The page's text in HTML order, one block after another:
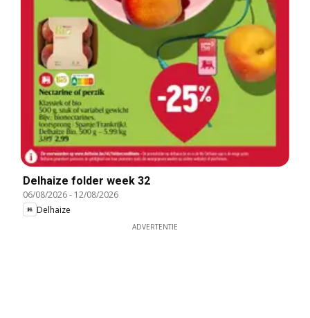
Delhaize folder week 32
06/08/2026- 12/08/2026
Delhaize
ADVERTENTIE